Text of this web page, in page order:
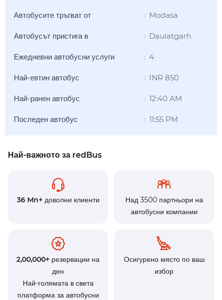
Автобусите тръгват от : Modasa
Автобусът пристига в : Daulatgarh
Ежедневни автобусни услуги : 4
Най-евтин автобус : INR 850
Най-ранен автобус : 12:40 AM
Последен автобус : 11:55 PM
Най-важното за redBus
36 Mn+доволни клиенти
Над 3500 партньори на
автобусни компании
2,00,000+ резервации на
ден
Най-голямата в света
платформа за автобусни
Осигурено място по ваш
избор